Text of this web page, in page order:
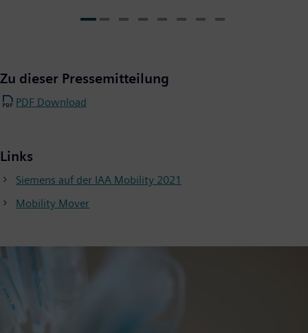
Zu dieser Pressemitteilung
PDF Download
Links
Siemens auf der IAA Mobility 2021
Mobility Mover